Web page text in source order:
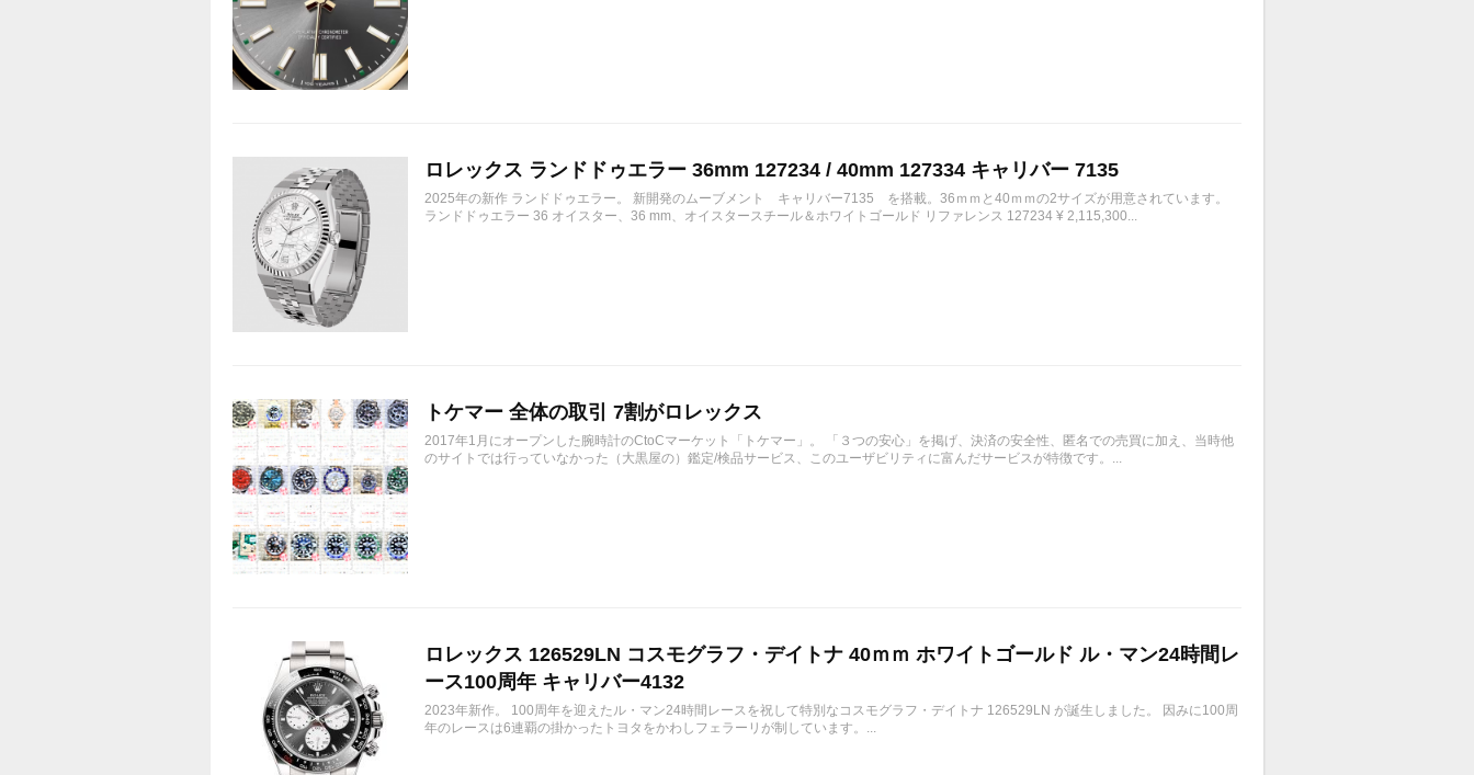
ロレックス ランドドゥエラー 36mm 127234 / 40mm 127334 キャリバー 7135
2025年の新作 ランドドゥエラー。 新開発のムーブメント キャリバー7135 を搭載。36ｍｍと40ｍｍの2サイズが用意されています。
ランドドゥエラー 36 オイスター、36 mm、オイスタースチール＆ホワイトゴールド リファレンス 127234 ¥ 2,115,300...
トケマー 全体の取引 7割がロレックス
2017年1月にオープンした腕時計のCtoCマーケット「トケマー」。 「３つの安心」を掲げ、決済の安全性、匿名での売買に加え、当時他
のサイトでは行っていなかった（大黒屋の）鑑定/検品サービス、このユーザビリティに富んだサービスが特徴です。...
ロレックス 126529LN コスモグラフ・デイトナ 40ｍｍ ホワイトゴールド ル・マン24時間レ
ース100周年 キャリバー4132
2023年新作。 100周年を迎えたル・マン24時間レースを祝して特別なコスモグラフ・デイトナ 126529LN が誕生しました。 因みに100周
年のレースは6連覇の掛かったトヨタをかわしフェラーリが制しています。...